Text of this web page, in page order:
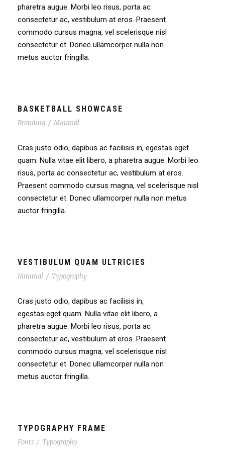
pharetra augue. Morbi leo risus, porta ac
consectetur ac, vestibulum at eros. Praesent
commodo cursus magna, vel scelerisque nisl
consectetur et. Donec ullamcorper nulla non
metus auctor fringilla.
BASKETBALL SHOWCASE
Branding / Minimal
Cras justo odio, dapibus ac facilisis in, egestas eget
quam. Nulla vitae elit libero, a pharetra augue. Morbi leo
risus, porta ac consectetur ac, vestibulum at eros.
Praesent commodo cursus magna, vel scelerisque nisl
consectetur et. Donec ullamcorper nulla non metus
auctor fringilla.
VESTIBULUM QUAM ULTRICIES
Minimal / Typography
Cras justo odio, dapibus ac facilisis in,
egestas eget quam. Nulla vitae elit libero, a
pharetra augue. Morbi leo risus, porta ac
consectetur ac, vestibulum at eros. Praesent
commodo cursus magna, vel scelerisque nisl
consectetur et. Donec ullamcorper nulla non
metus auctor fringilla.
TYPOGRAPHY FRAME
Fonts / Typography